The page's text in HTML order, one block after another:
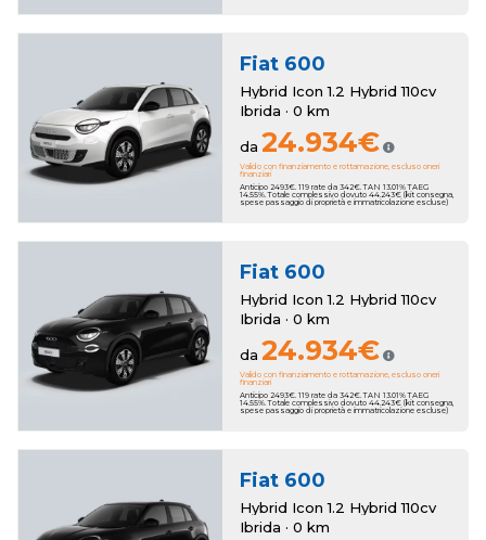
Fiat 600
Hybrid Icon 1.2 Hybrid 110cv
Ibrida · 0 km
da 24.934€
Valido con finanziamento e rottamazione, escluso oneri
finanziari
Anticipo 2493€. 119 rate da 342€. TAN 13.01% TAEG
14.55%. Totale complessivo dovuto 44.243€ (kit consegna,
spese passaggio di proprietà e immatricolazione escluse)
Fiat 600
Hybrid Icon 1.2 Hybrid 110cv
Ibrida · 0 km
da 24.934€
Valido con finanziamento e rottamazione, escluso oneri
finanziari
Anticipo 2493€. 119 rate da 342€. TAN 13.01% TAEG
14.55%. Totale complessivo dovuto 44.243€ (kit consegna,
spese passaggio di proprietà e immatricolazione escluse)
Fiat 600
Hybrid Icon 1.2 Hybrid 110cv
Ibrida · 0 km